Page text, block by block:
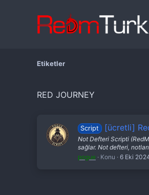
Etiketler
RED JOURNEY
Script [ücretli]
Not Defteri Scripti
sağlar. Not defteri,
pogue
Konu 6 Eki